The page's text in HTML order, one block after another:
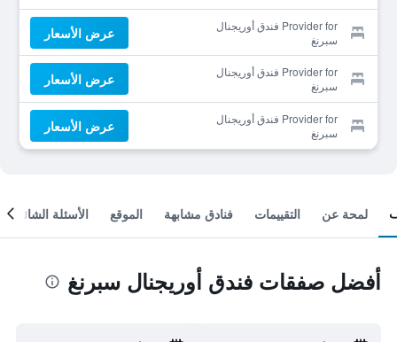
Provider for فندق أوريجنال
سبرنغ
عرض الأسعار
Provider for فندق أوريجنال
سبرنغ
عرض الأسعار
Provider for فندق أوريجنال
سبرنغ
عرض الأسعار
لمحة عن التقييمات فنادق مشابهة الموقع الأسئلة الشائعة
أفضل صفقات فندق أوريجنال سبرنغ